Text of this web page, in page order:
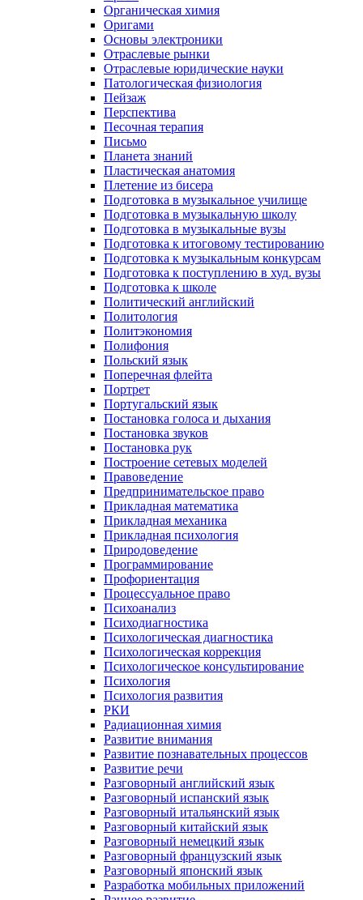
Органическая химия
Оригами
Основы электроники
Отраслевые рынки
Отраслевые юридические науки
Патологическая физиология
Пейзаж
Перспектива
Песочная терапия
Письмо
Планета знаний
Пластическая анатомия
Плетение из бисера
Подготовка в музыкальное училище
Подготовка в музыкальную школу
Подготовка в музыкальные вузы
Подготовка к итоговому тестированию
Подготовка к музыкальным конкурсам
Подготовка к поступлению в худ. вузы
Подготовка к школе
Политический английский
Политология
Политэкономия
Полифония
Польский язык
Поперечная флейта
Портрет
Португальский язык
Постановка голоса и дыхания
Постановка звуков
Постановка рук
Построение сетевых моделей
Правоведение
Предпринимательское право
Прикладная математика
Прикладная механика
Прикладная психология
Природоведение
Программирование
Профориентация
Процессуальное право
Психоанализ
Психодиагностика
Психологическая диагностика
Психологическая коррекция
Психологическое консультирование
Психология
Психология развития
РКИ
Радиационная химия
Развитие внимания
Развитие познавательных процессов
Развитие речи
Разговорный английский язык
Разговорный испанский язык
Разговорный итальянский язык
Разговорный китайский язык
Разговорный немецкий язык
Разговорный французский язык
Разговорный японский язык
Разработка мобильных приложений